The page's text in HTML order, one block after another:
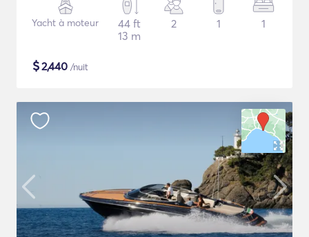
Yacht à moteur
44 ft
13 m
2 1 1
$2,440 /nuit